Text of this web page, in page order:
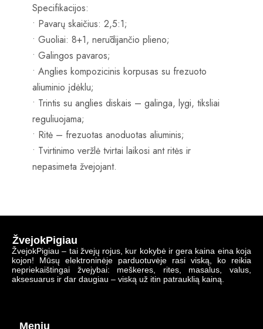
Specifikacijos:
• Pavarų skaičius: 2,5:1;
• Guoliai: 8+1, nerūdijančio plieno;
• Galingos pavaros;
• Anglies kompozicinis korpusas su frezuoto
aliuminio įdėklu;
• Trintis su anglies diskais – galinga, lygi, tiksliai
reguliuojama;
• Ritė – frezuotas anoduotas aliuminis;
• Tvirtinimo veržlė tvirtai laikosi ant ritės ir
nepasimeta žvejojant.
ŽvejokPigiau
ŽvejokPigiau – tai žvejų rojus, kur kokybė ir gera kaina eina koja
kojon! Mūsų elektroninėje parduotuvėje rasi viską, ko reikia
nepriekaištingai žvejybai: meškeres, rites, masalus, valus,
aksesuarus ir dar daugiau – viską už itin patrauklią kainą.
Meniu